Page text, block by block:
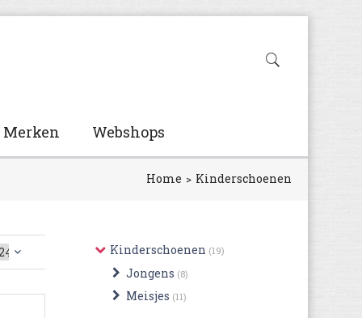
Merken Webshops
Home Kinderschoenen
Kinderschoenen (19)
Jongens (8)
Meisjes (11)